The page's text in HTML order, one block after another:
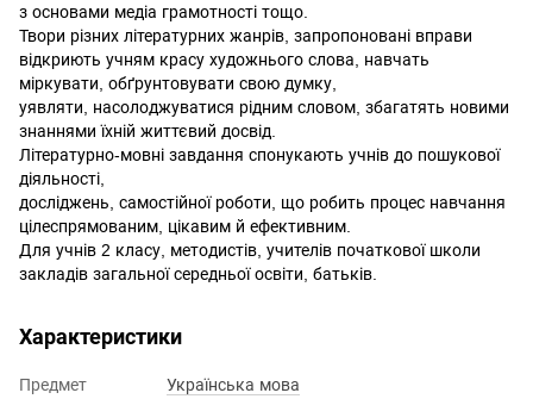
з основами медіа грамотності тощо.
Твори різних літературних жанрів, запропоновані вправи
відкриють учням красу художнього слова, навчать
міркувати, обґрунтовувати свою думку,
уявляти, насолоджуватися рідним словом, збагатять новими
знаннями їхній життєвий досвід.
Літературно-мовні завдання спонукають учнів до пошукової
діяльності,
досліджень, самостійної роботи, що робить процес навчання
цілеспрямованим, цікавим й ефективним.
Для учнів 2 класу, методистів, учителів початкової школи
закладів загальної середньої освіти, батьків.
Характеристики
Предмет
Українська мова